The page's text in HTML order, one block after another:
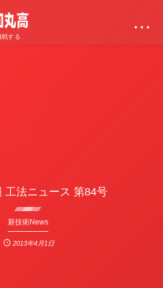
戦する
…
工法ニュース 第84号
新技術News
2013年4月1日